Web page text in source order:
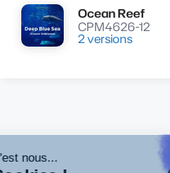
Lire
Ocean Reef
CPM4626-12
2 versions